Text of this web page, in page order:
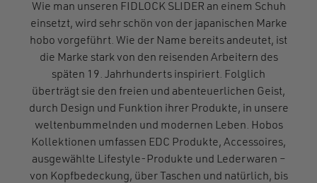
Wie man unseren FIDLOCK SLIDER an einem Schuh
einsetzt, wird sehr schön von der japanischen Marke
hobo vorgeführt. Wie der Name bereits andeutet, ist
die Marke stark von den reisenden Arbeitern des
späten 19. Jahrhunderts inspiriert. Folglich
überträgt sie den freien und abenteuerlichen Geist,
durch Design und Funktion ihrer Produkte, in unsere
weltenbummelnden und modernen Leben. Hobos
Kollektionen umfassen EDC Produkte, Accessoires,
ausgewählte Lifestyle-Produkte und Lederwaren –
von Kopfbedeckung, über Taschen und natürlich, bis